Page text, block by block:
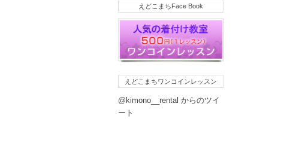
えどこまちFace Book
えどこまちワンコインレッスン
@kimono__rental からのツイ
ート